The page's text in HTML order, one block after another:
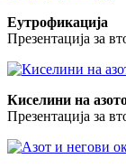
Еутрофикација
Презентација за
Киселини на
Презентација за